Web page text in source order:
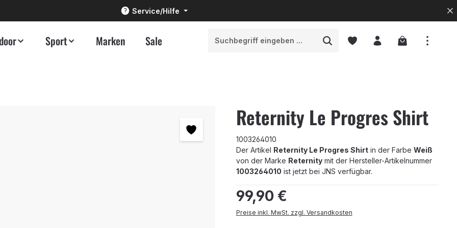
Service/Hilfe
Sport Marken Sale Warenkorb
Reternity Le Progres Shirt
1003264010
Der Artikel Reternity Le Progres Shirtin der Farbe Weiß
von der Marke Reternitymit der Hersteller-Artikelnummer
1003264010 ist jetzt bei JNS verfügbar.
Regulärer Preis:
99,90 €
Preise inkl. MwSt. zzgl. Versandkosten